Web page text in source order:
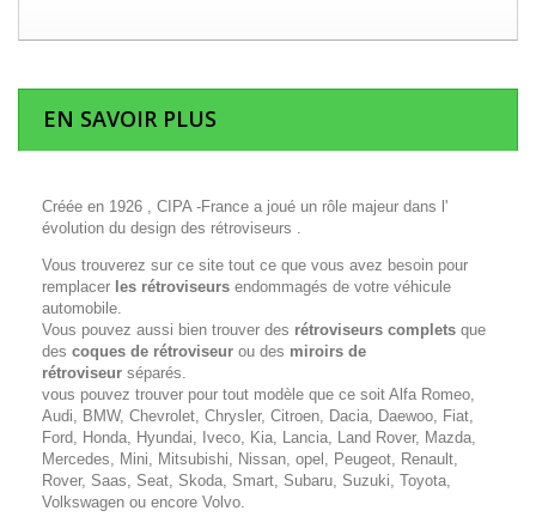
EN SAVOIR PLUS
Créée en 1926 , CIPA -France a joué un rôle majeur dans l'
évolution du design des rétroviseurs .
Vous trouverez sur ce site tout ce que vous avez besoin pour
remplacer les rétroviseurs endommagés de votre véhicule
automobile.
Vous pouvez aussi bien trouver des rétroviseurs complets que
des coques de rétroviseur ou des miroirs de
rétroviseur séparés.
vous pouvez trouver pour tout modèle que ce soit Alfa Romeo,
Audi, BMW, Chevrolet, Chrysler, Citroen, Dacia, Daewoo, Fiat,
Ford, Honda, Hyundai, Iveco, Kia, Lancia, Land Rover, Mazda,
Mercedes, Mini, Mitsubishi, Nissan, opel, Peugeot, Renault,
Rover, Saas, Seat, Skoda, Smart, Subaru, Suzuki, Toyota,
Volkswagen ou encore Volvo.